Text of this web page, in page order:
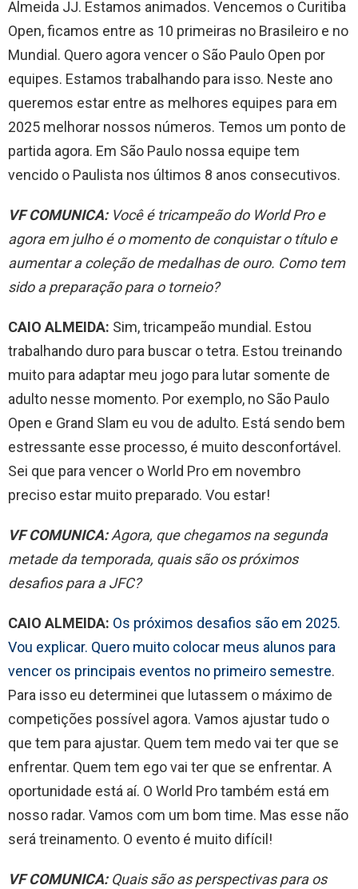
Almeida JJ. Estamos animados. Vencemos o Curitiba
Open, ficamos entre as 10 primeiras no Brasileiro e no
Mundial. Quero agora vencer o São Paulo Open por
equipes. Estamos trabalhando para isso. Neste ano
queremos estar entre as melhores equipes para em
2025 melhorar nossos números. Temos um ponto de
partida agora. Em São Paulo nossa equipe tem
vencido o Paulista nos últimos 8 anos consecutivos.
VF COMUNICA:Você é tricampeão do World Pro e
agora em julho é o momento de conquistar o título e
aumentar a coleção de medalhas de ouro. Como tem
sido a preparação para o torneio?
CAIO ALMEIDA: Sim, tricampeão mundial. Estou
trabalhando duro para buscar o tetra. Estou treinando
muito para adaptar meu jogo para lutar somente de
adulto nesse momento. Por exemplo, no São Paulo
Open e Grand Slam eu vou de adulto. Está sendo bem
estressante esse processo, é muito desconfortável.
Sei que para vencer o World Pro em novembro
preciso estar muito preparado. Vou estar!
VF COMUNICA:Agora, que chegamos na segunda
metade da temporada, quais são os próximos
desafios para a JFC?
CAIO ALMEIDA: Os próximos desafios são em 2025.
Vou explicar. Quero muito colocar meus alunos para
vencer os principais eventos no primeiro semestre.
Para isso eu determinei que lutassem o máximo de
competições possível agora. Vamos ajustar tudo o
que tem para ajustar. Quem tem medo vai ter que se
enfrentar. Quem tem ego vai ter que se enfrentar. A
oportunidade está aí. O World Pro também está em
nosso radar. Vamos com um bom time. Mas esse não
será treinamento. O evento é muito difícil!
VF COMUNICA:Quais são as perspectivas para os